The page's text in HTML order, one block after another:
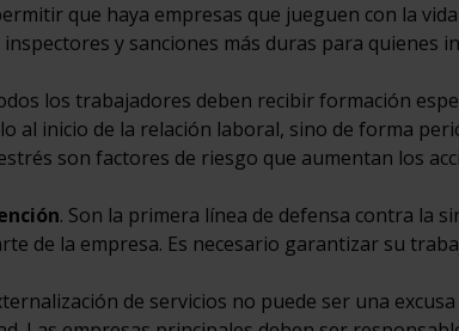
que haya empresas que jueguen con la
y sanciones más duras para quienes
los trabajadores deben recibir formación
al inicio de la relación laboral, sino de forma
son factores de riesgo que aumentan los
. Son la primera línea de defensa contra la
de la empresa. Es necesario garantizar su
de servicios no puede ser una